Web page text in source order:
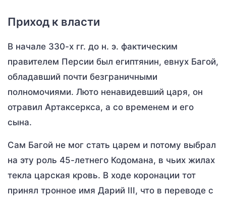
Приход к власти
В начале 330-х гг. до н. э. фактическим
правителем Персии был египтянин, евнух Багой,
обладавший почти безграничными
полномочиями. Люто ненавидевший царя, он
отравил Артаксеркса, а со временем и его
сына.
Сам Багой не мог стать царем и потому выбрал
на эту роль 45-летнего Кодомана, в чьих жилах
текла царская кровь. В ходе коронации тот
принял тронное имя Дарий III, что в переводе с